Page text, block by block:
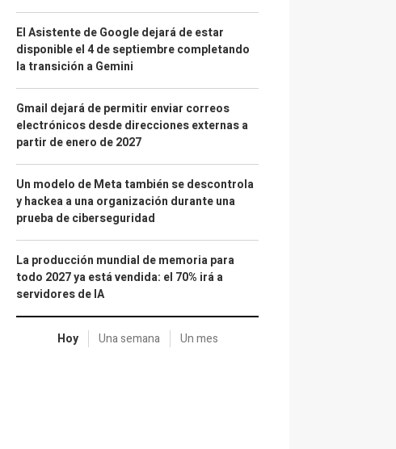
El Asistente de Google dejará de estar
disponible el 4 de septiembre completando
la transición a Gemini
Gmail dejará de permitir enviar correos
electrónicos desde direcciones externas a
partir de enero de 2027
Un modelo de Meta también se descontrola
y hackea a una organización durante una
prueba de ciberseguridad
La producción mundial de memoria para
todo 2027 ya está vendida: el 70% irá a
servidores de IA
Hoy Una semana Un mes